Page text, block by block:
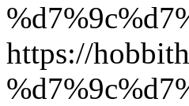
https://